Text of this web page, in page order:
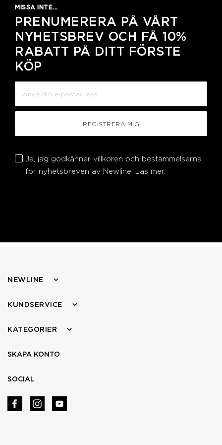
MISSA INTE...
PRENUMERERA PÅ VÅRT
NYHETSBREV OCH FÅ 10%
RABATT PÅ DITT FÖRSTE
KÖP
REGISTRERA MIG
Ja, jag godkänner villkoren och bestämmelserna
för nyhetsbreven av Newline. Läs mer.
NEWLINE
KUNDSERVICE
KATEGORIER
SKAPA KONTO
SOCIAL